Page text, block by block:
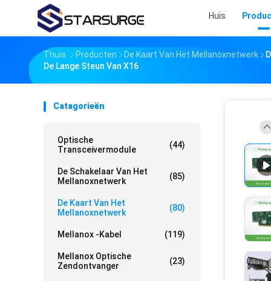
Huis
Thuis Producten De Kaart Van Het Mellanoxnetwerk
De Lange Steun Van X16
Catagorieën
Optische
Transceivermodule
(44)
De Schakelaar Van Het
Mellanoxnetwerk
(85)
De Kaart Van Het
Mellanoxnetwerk
(80)
Mellanox -kabel (119)
Mellanox Optische
Zendontvanger
(23)